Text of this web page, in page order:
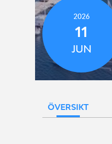
2026
11
JUN
ÖVERSIKT